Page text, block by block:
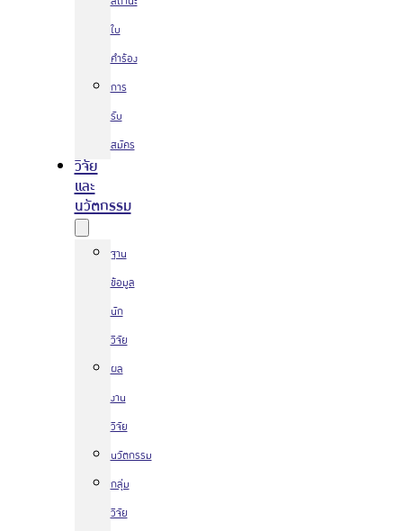
ใบ
คำร้อง
การ
รับ
สมัคร
วิจัย
และ
นวัตกรรม
ฐาน
ข้อมูล
นัก
วิจัย
ผล
งาน
วิจัย
นวัตกรรม
กลุ่ม
วิจัย